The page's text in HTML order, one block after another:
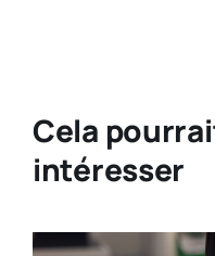
Cela
intéresser